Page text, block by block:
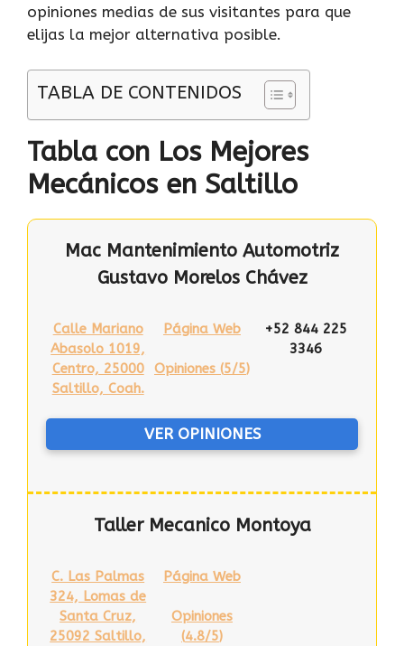
opiniones medias de sus visitantes para que
elijas la mejor alternativa posible.
TABLA DE CONTENIDOS
Tabla con Los Mejores
Mecánicos en Saltillo
Mac Mantenimiento Automotriz
Gustavo Morelos Chávez
Calle Mariano
Abasolo 1019,
Centro, 25000
Saltillo, Coah.
Página Web
Opiniones (5/5)
+52 844 225
3346
VER OPINIONES
Taller Mecanico Montoya
C. Las Palmas
324, Lomas de
Santa Cruz,
25092 Saltillo,
Página Web
Opiniones
(4.8/5)